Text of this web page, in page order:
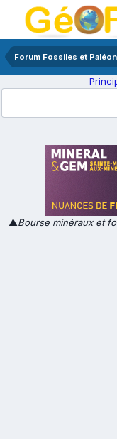
Forum Fossiles et
▲Bourse minéraux et